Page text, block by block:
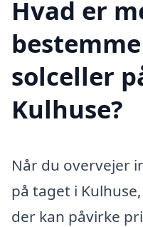
Hvad er
solceller
Kulhuse?
Når du overvejer
på taget i
der kan påvirke